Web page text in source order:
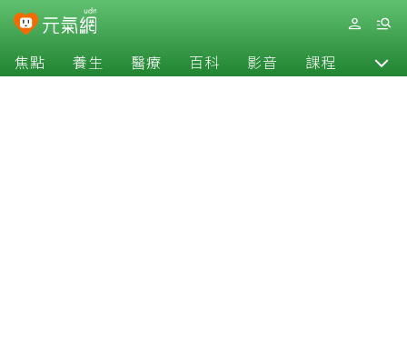
焦點 養生 醫療 百科 影音 課程 退休